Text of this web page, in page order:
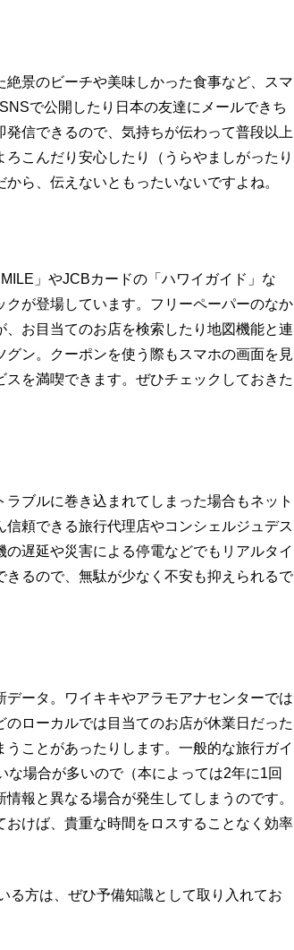
景のビーチや美味しかった食事など、スマ
で公開したり日本の友達にメールできち
信できるので、気持ちが伝わって普段以上
こんだり安心したり（うらやましがったり
ら、伝えないともったいないですよね。
」やJCBカードの「ハワイガイド」な
が登場しています。フリーペーパーのなか
お目当てのお店を検索したり地図機能と連
ン。クーポンを使う際もスマホの画面を見
を満喫できます。ぜひチェックしておきた
ブルに巻き込まれてしまった場合もネット
頼できる旅行代理店やコンシェルジュデス
遅延や災害による停電などでもリアルタイ
るので、無駄が少なく不安も抑えられるで
ータ。ワイキキやアラモアナセンターでは
ローカルでは目当てのお店が休業日だった
ことがあったりします。一般的な旅行ガイ
な場合が多いので（本によっては2年に1回
報と異なる場合が発生してしまうのです。
けば、貴重な時間をロスすることなく効率
る方は、ぜひ予備知識として取り入れてお